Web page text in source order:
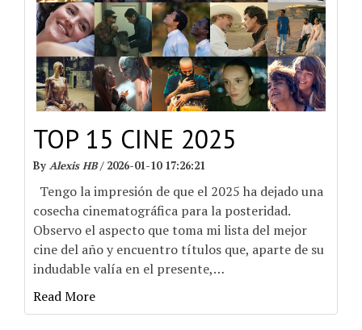
TOP 15 CINE 2025
By Alexis HB/ 2026-01-10 17:26:21
Tengo la impresión de que el 2025 ha dejado una
cosecha cinematográfica para la posteridad.
Observo el aspecto que toma mi lista del mejor
cine del año y encuentro títulos que, aparte de su
indudable valía en el presente,…
Read More